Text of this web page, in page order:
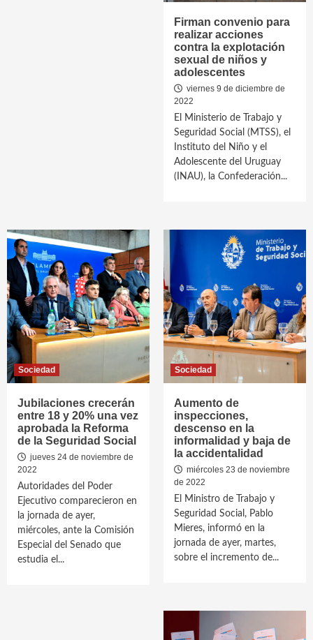
Firman convenio para
realizar acciones
contra la explotación
sexual de niños y
adolescentes
viernes 9 de diciembre de
2022
El Ministerio de Trabajo y
Seguridad Social (MTSS), el
Instituto del Niño y el
Adolescente del Uruguay
(INAU), la Confederación...
Sociedad
Jubilaciones crecerán
entre 18 y 20% una vez
aprobada la Reforma
de la Seguridad Social
jueves 24 de noviembre de
2022
Autoridades del Poder
Ejecutivo comparecieron en
la jornada de ayer,
miércoles, ante la Comisión
Especial del Senado que
estudia el...
Sociedad
Aumento de
inspecciones,
descenso en la
informalidad y baja de
la accidentalidad
miércoles 23 de noviembre
de 2022
El Ministro de Trabajo y
Seguridad Social, Pablo
Mieres, informó en la
jornada de ayer, martes,
sobre el incremento de...